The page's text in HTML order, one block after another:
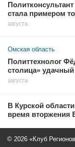
стала примером
августа
Омская область
Политтехнолог
столица»
августа
В Курской
время вторжения
© 2026 «Клуб